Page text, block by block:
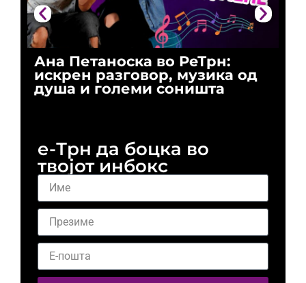
Ана Петаноска во РеТрн:
искрен разговор, музика од
душа и големи соништа
е-Трн да боцка во
твојот инбокс